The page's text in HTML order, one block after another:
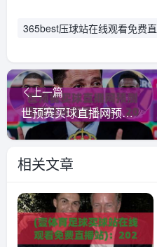
365best压球站在线观看免费
上一篇
世预赛买球直播网预测直播官网观看入口：2026世界杯亚洲区预选赛观赛全攻略
相关文章